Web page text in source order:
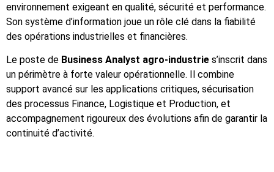
environnement exigeant en qualité, sécurité et performance.
Son système d’information joue un rôle clé dans la fiabilité
des opérations industrielles et financières.
Le poste de Business Analyst agro-industrie s’inscrit dans
un périmètre à forte valeur opérationnelle. Il combine
support avancé sur les applications critiques, sécurisation
des processus Finance, Logistique et Production, et
accompagnement rigoureux des évolutions afin de garantir la
continuité d’activité.